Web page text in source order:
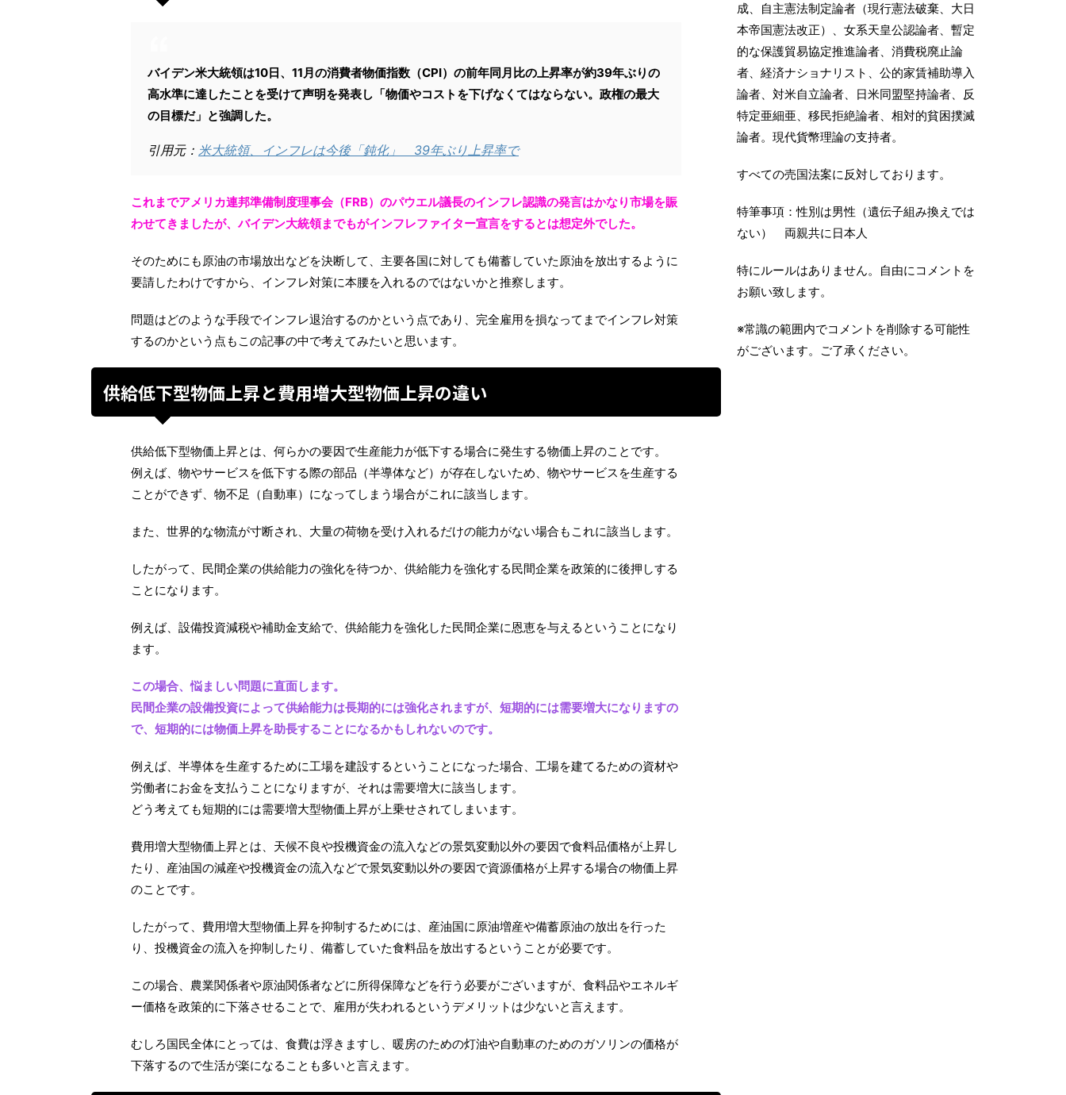
バイデン米大統領は10日、11月の消費者物価指数（CPI）の前年同月比の上昇率が約39年ぶりの
高水準に達したことを受けて声明を発表し「物価やコストを下げなくてはならない。政権の最大
の目標だ」と強調した。
引用元： 米大統領、インフレは今後「鈍化」 39年ぶり上昇率で
これまでアメリカ連邦準備制度理事会（FRB）のパウエル議長のインフレ認識の発言はかなり市場を賑
わせてきましたが、バイデン大統領までもがインフレファイター宣言をするとは想定外でした。
そのためにも原油の市場放出などを決断して、主要各国に対しても備蓄していた原油を放出するように
要請したわけですから、インフレ対策に本腰を入れるのではないかと推察します。
問題はどのような手段でインフレ退治するのかという点であり、完全雇用を損なってまでインフレ対策
するのかという点もこの記事の中で考えてみたいと思います。
供給低下型物価上昇と費用増大型物価上昇の違い
供給低下型物価上昇とは、何らかの要因で生産能力が低下する場合に発生する物価上昇のことです。
例えば、物やサービスを低下する際の部品（半導体など）が存在しないため、物やサービスを生産する
ことができず、物不足（自動車）になってしまう場合がこれに該当します。
また、世界的な物流が寸断され、大量の荷物を受け入れるだけの能力がない場合もこれに該当します。
したがって、民間企業の供給能力の強化を待つか、供給能力を強化する民間企業を政策的に後押しする
ことになります。
例えば、設備投資減税や補助金支給で、供給能力を強化した民間企業に恩恵を与えるということになり
ます。
この場合、悩ましい問題に直面します。
民間企業の設備投資によって供給能力は長期的には強化されますが、短期的には需要増大になりますの
で、短期的には物価上昇を助長することになるかもしれないのです。
例えば、半導体を生産するために工場を建設するということになった場合、工場を建てるための資材や
労働者にお金を支払うことになりますが、それは需要増大に該当します。
どう考えても短期的には需要増大型物価上昇が上乗せされてしまいます。
費用増大型物価上昇とは、天候不良や投機資金の流入などの景気変動以外の要因で食料品価格が上昇し
たり、産油国の減産や投機資金の流入などで景気変動以外の要因で資源価格が上昇する場合の物価上昇
のことです。
したがって、費用増大型物価上昇を抑制するためには、産油国に原油増産や備蓄原油の放出を行った
り、投機資金の流入を抑制したり、備蓄していた食料品を放出するということが必要です。
この場合、農業関係者や原油関係者などに所得保障などを行う必要がございますが、食料品やエネルギ
ー価格を政策的に下落させることで、雇用が失われるというデメリットは少ないと言えます。
むしろ国民全体にとっては、食費は浮きますし、暖房のための灯油や自動車のためのガソリンの価格が
下落するので生活が楽になることも多いと言えます。
成、自主憲法制定論者（現行憲法破棄、大日
本帝国憲法改正）、女系天皇公認論者、暫定
的な保護貿易協定推進論者、消費税廃止論
者、経済ナショナリスト、公的家賃補助導入
論者、対米自立論者、日米同盟堅持論者、反
特定亜細亜、移民拒絶論者、相対的貧困撲滅
論者。現代貨幣理論の支持者。
すべての売国法案に反対しております。
特筆事項：性別は男性（遺伝子組み換えでは
ない） 両親共に日本人
特にルールはありません。自由にコメントを
お願い致します。
※常識の範囲内でコメントを削除する可能性
がございます。ご了承ください。